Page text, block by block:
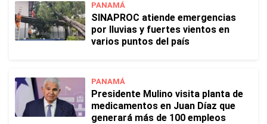
PANAMÁ
SINAPROC atiende emergencias
por lluvias y fuertes vientos en
varios puntos del país
PANAMÁ
Presidente Mulino visita planta de
medicamentos en Juan Díaz que
generará más de 100 empleos